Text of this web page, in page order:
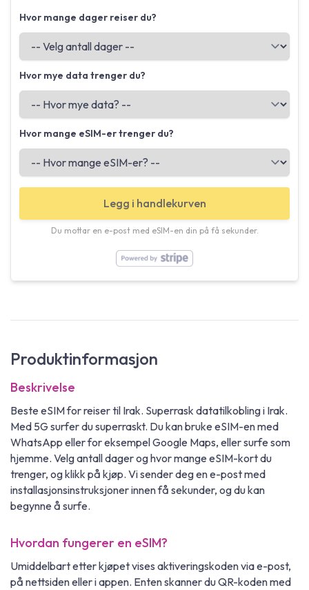
Hvor mange dager reiser du?
Hvor mye data trenger du?
Hvor mange eSIM-er trenger du?
Legg i handlekurven
Du mottar en e-post med eSIM-en din på få sekunder.
Produktinformasjon
Beskrivelse
Beste eSIM for reiser til Irak. Superrask datatilkobling i Irak.
Med 5G surfer du superraskt. Du kan bruke eSIM-en med
WhatsApp eller for eksempel Google Maps, eller surfe som
hjemme. Velg antall dager og hvor mange eSIM-kort du
trenger, og klikk på kjøp. Vi sender deg en e-post med
installasjonsinstruksjoner innen få sekunder, og du kan
begynne å surfe.
Hvordan fungerer en eSIM?
Umiddelbart etter kjøpet vises aktiveringskoden via e-post,
på nettsiden eller i appen. Enten skanner du QR-koden med